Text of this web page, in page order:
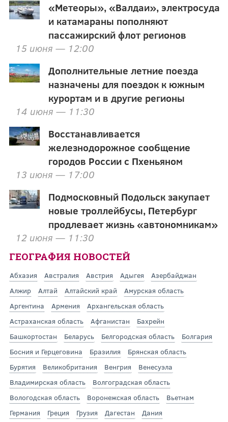
«Метеоры», «Валдаи», электросуда
и катамараны пополняют
пассажирский флот регионов
15 июня — 12:00
Дополнительные летние поезда
назначены для поездок к южным
курортам и в другие регионы
14 июня — 11:30
Восстанавливается
железнодорожное сообщение
городов России с Пхеньяном
13 июня — 17:00
Подмосковный Подольск закупает
новые троллейбусы, Петербург
продлевает жизнь «автономникам»
12 июня — 11:30
ГЕОГРАФИЯ НОВОСТЕЙ
Абхазия Австралия Австрия Адыгея
Азербайджан
Алжир
Алтай Алтайский край
Амурская область
Аргентина
Армения
Архангельская область
Астраханская область
Афганистан
Бахрейн
Башкортостан
Беларусь Белгородская область
Болгария
Босния и Герцеговина
Бразилия
Брянская область
Бурятия
Великобритания Венгрия
Венесуэла
Владимирская область
Волгоградская область
Вологодская область
Воронежская область
Вьетнам
Германия
Греция Грузия Дагестан
Дания